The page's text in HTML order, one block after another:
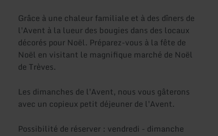
Grâce à une chaleur familiale et à des dîners de
l'Avent à la lueur des bougies dans des locaux
décorés pour Noël. Préparez-vous à la fête de
Noël en visitant le magnifique marché de Noël
de Trèves.
Les dimanches de l'Avent, nous vous gâterons
avec un copieux petit déjeuner de l'Avent.
Possibilité de réserver : vendredi - dimanche